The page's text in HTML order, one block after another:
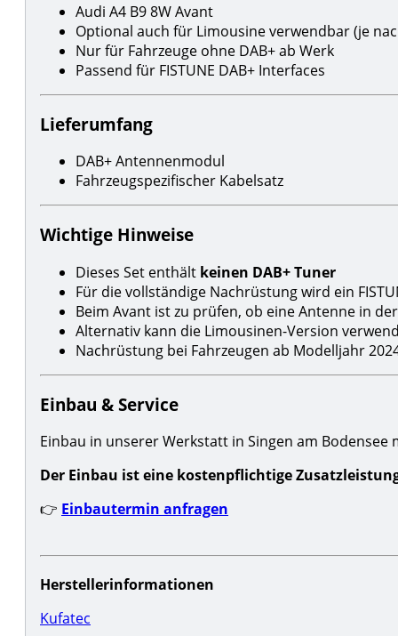
Audi A4 B9 8W Avant
Optional auch für Limousine verwendbar (je
Nur für Fahrzeuge ohne DAB+ ab Werk
Passend für FISTUNE DAB+ Interfaces
Lieferumfang
DAB+ Antennenmodul
Fahrzeugspezifischer Kabelsatz
Wichtige Hinweise
Dieses Set enthält keinen DAB+ Tuner
Für die vollständige Nachrüstung wird ein
Beim Avant ist zu prüfen, ob eine Antenne in
Alternativ kann die Limousinen-Version
Nachrüstung bei Fahrzeugen ab Modelljahr
Einbau & Service
Einbau in unserer Werkstatt in Singen am Bodensee
Der Einbau ist eine kostenpflichtige
👉 Einbautermin anfragen
Herstellerinformationen
Kufatec